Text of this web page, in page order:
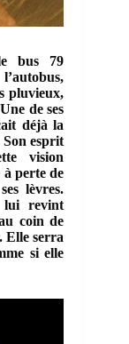
bus 79
pluvieux,
de ses
déjà la
esprit
vision
perte de
lèvres.
lui revint
coin de
Elle serra
si elle